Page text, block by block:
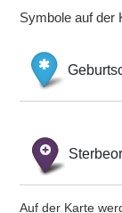
Symbole auf der
Auf der Karte